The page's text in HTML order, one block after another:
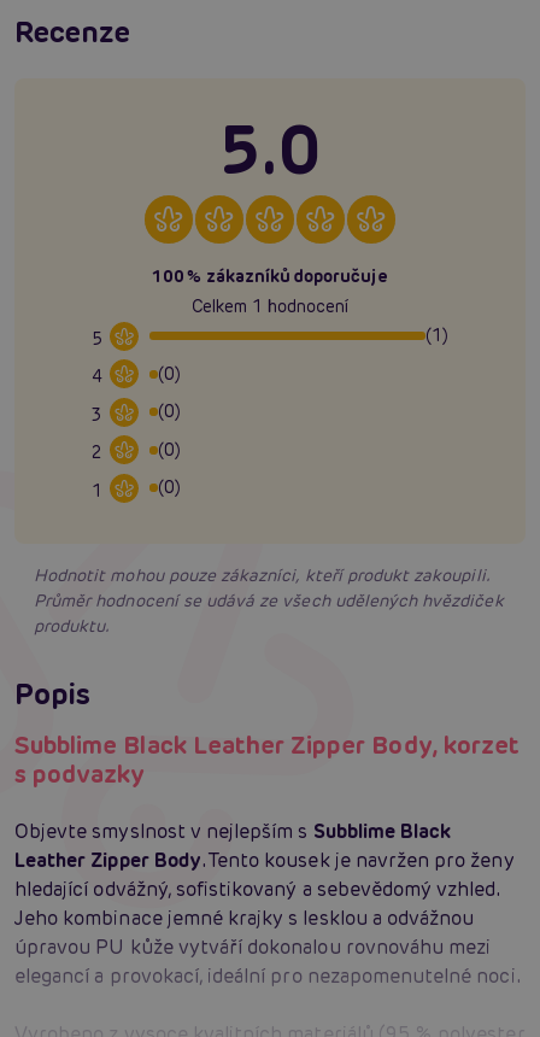
Recenze
5.0
100% zákazníků doporučuje
Celkem 1 hodnocení
5
(1)
4
(0)
3
(0)
2
(0)
1
(0)
Hodnotit mohou pouze zákazníci, kteří produkt zakoupili.
Průměr hodnocení se udává ze všech udělených hvězdiček
produktu.
Popis
Subblime Black Leather Zipper Body, korzet
s podvazky
Objevte smyslnost v nejlepším s Subblime Black
Leather Zipper Body. Tento kousek je navržen pro ženy
hledající odvážný, sofistikovaný a sebevědomý vzhled.
Jeho kombinace jemné krajky s lesklou a odvážnou
úpravou PU kůže vytváří dokonalou rovnováhu mezi
elegancí a provokací, ideální pro nezapomenutelné noci.